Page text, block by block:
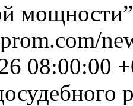
мощности”
08:00:00